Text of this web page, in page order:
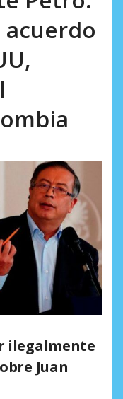
ilegalmente
Juan